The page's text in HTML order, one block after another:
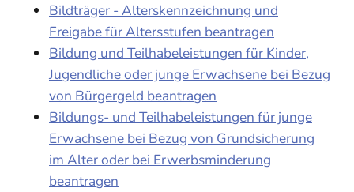
Bildträger - Alterskennzeichnung und
Freigabe für Altersstufen beantragen
Bildung und Teilhabeleistungen für Kinder,
Jugendliche oder junge Erwachsene bei Bezug
von Bürgergeld beantragen
Bildungs- und Teilhabeleistungen für junge
Erwachsene bei Bezug von Grundsicherung
im Alter oder bei Erwerbsminderung
beantragen